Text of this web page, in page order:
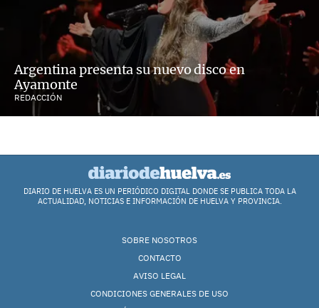
Argentina presenta su nuevo disco en
Ayamonte
REDACCIÓN
DIARIO DE HUELVA ES UN PERIÓDICO DIGITAL DONDE SE PUBLICA TODA LA
ACTUALIDAD, NOTICIAS E INFORMACIÓN DE HUELVA Y PROVINCIA.
SOBRE NOSOTROS
CONTACTO
AVISO LEGAL
CONDICIONES GENERALES DE USO